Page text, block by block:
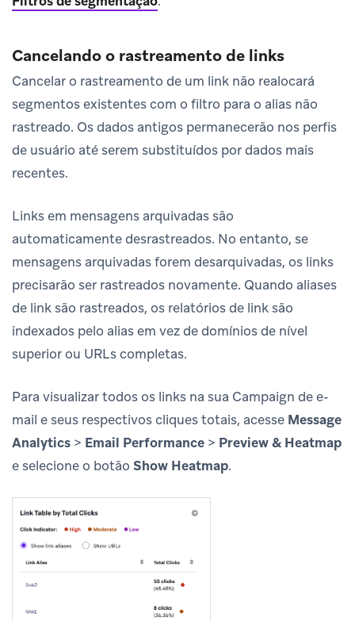
Cancelando o rastreamento de links
Cancelar o rastreamento de um link não realocará
segmentos existentes com o filtro para o alias não
rastreado. Os dados antigos permanecerão nos perfis
de usuário até serem substituídos por dados mais
recentes.
Links em mensagens arquivadas são
automaticamente desrastreados. No entanto, se
mensagens arquivadas forem desarquivadas, os links
precisarão ser rastreados novamente. Quando aliases
de link são rastreados, os relatórios de link são
indexados pelo alias em vez de domínios de nível
superior ou URLs completas.
Para visualizar todos os links na sua Campaign de e-
mail e seus respectivos cliques totais, acesse Message
Analytics > Email Performance > Preview & Heatmap
e selecione o botão Show Heatmap.